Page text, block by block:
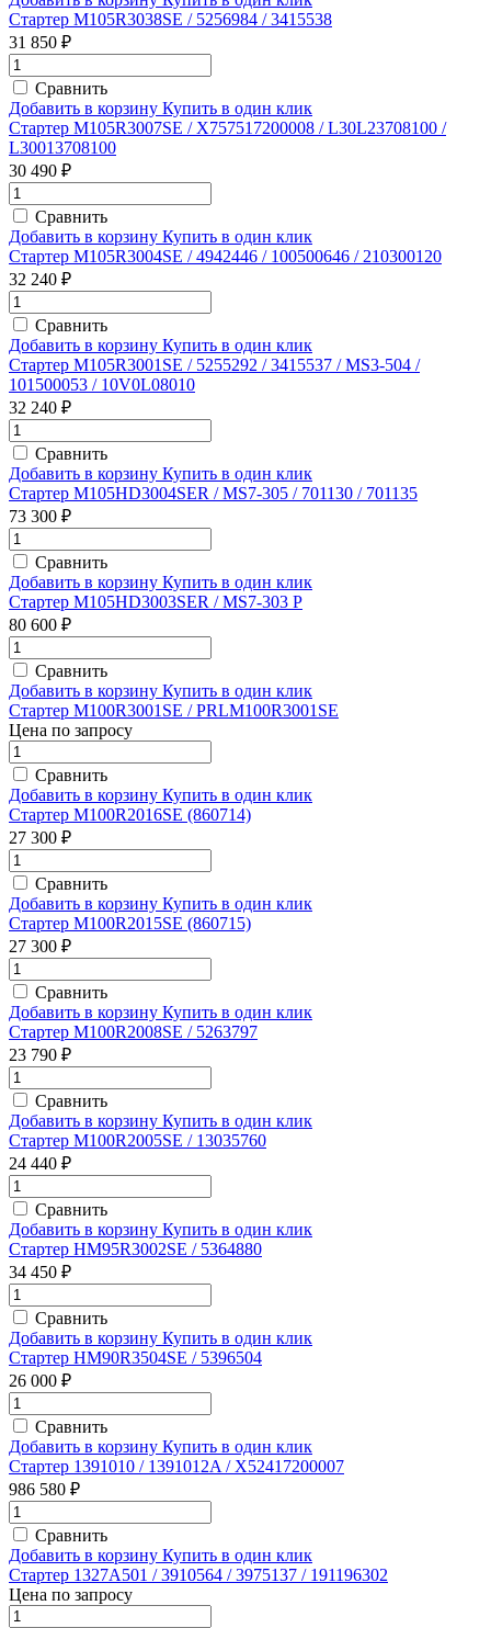
Стартер M105R3038SE / 5256984 / 3415538
31 850 ₽
Сравнить
Добавить в корзину Купить в один клик
Стартер M105R3007SE / X757517200008 / L30L23708100 /
L30013708100
30 490 ₽
Сравнить
Добавить в корзину Купить в один клик
Стартер M105R3004SE / 4942446 / 100500646 / 210300120
32 240 ₽
Сравнить
Добавить в корзину Купить в один клик
Стартер M105R3001SE / 5255292 / 3415537 / MS3-504 /
101500053 / 10V0L08010
32 240 ₽
Сравнить
Добавить в корзину Купить в один клик
Стартер M105HD3004SER / MS7-305 / 701130 / 701135
73 300 ₽
Сравнить
Добавить в корзину Купить в один клик
Стартер M105HD3003SER / MS7-303 P
80 600 ₽
Сравнить
Добавить в корзину Купить в один клик
Стартер M100R3001SE / PRLM100R3001SE
Цена по запросу
Сравнить
Добавить в корзину Купить в один клик
Стартер M100R2016SE (860714)
27 300 ₽
Сравнить
Добавить в корзину Купить в один клик
Стартер M100R2015SE (860715)
27 300 ₽
Сравнить
Добавить в корзину Купить в один клик
Стартер M100R2008SE / 5263797
23 790 ₽
Сравнить
Добавить в корзину Купить в один клик
Стартер M100R2005SE / 13035760
24 440 ₽
Сравнить
Добавить в корзину Купить в один клик
Стартер HM95R3002SE / 5364880
34 450 ₽
Сравнить
Добавить в корзину Купить в один клик
Стартер HM90R3504SE / 5396504
26 000 ₽
Сравнить
Добавить в корзину Купить в один клик
Стартер 1391010 / 1391012A / X52417200007
986 580 ₽
Сравнить
Добавить в корзину Купить в один клик
Стартер 1327A501 / 3910564 / 3975137 / 191196302
Цена по запросу